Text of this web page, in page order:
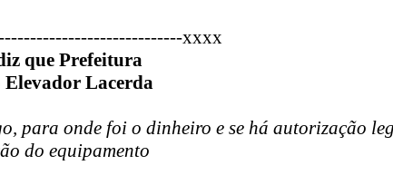
--xxxx
que Prefeitura
Elevador Lacerda
para onde foi o dinheiro e se há autorização
do equipamento